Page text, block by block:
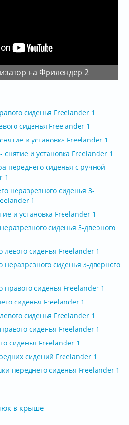
на Фрилендер 2
сиденья Freelander 1
сиденья Freelander 1
и установка Freelander 1
и установка Freelander 1
переднего сиденья с ручной
1
неразрезного сиденья 3-
1
и установка Freelander 1
сиденья 3-дверного
сиденья Freelander 1
неразрезного сиденья 3-дверного
правого сиденья Freelander 1
сиденья Freelander 1
сиденья Freelander 1
сиденья Freelander 1
сиденья Freelander 1
сидений Freelander 1
переднего сиденья Freelander 1
в крыше